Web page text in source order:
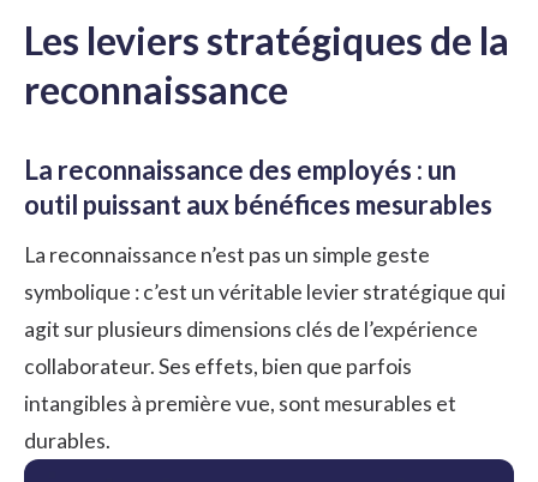
Les leviers stratégiques de la
reconnaissance
La reconnaissance des employés : un
outil puissant aux bénéfices mesurables
La reconnaissance n’est pas un simple geste
symbolique : c’est un véritable levier stratégique qui
agit sur plusieurs dimensions clés de l’expérience
collaborateur. Ses effets, bien que parfois
intangibles à première vue, sont mesurables et
durables.